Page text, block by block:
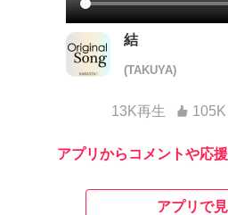
結
(TAKUYA)
13K再生 105K
アプリからコメントや応
アプリで